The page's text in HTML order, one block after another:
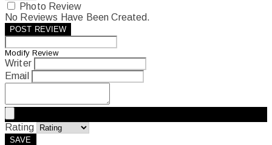
Photo Review
No Reviews Have Been Created.
POST REVIEW
Modify Review
Writer
Email
Rating
SAVE